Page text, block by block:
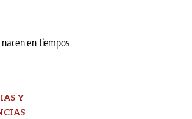
en tiempos
Y